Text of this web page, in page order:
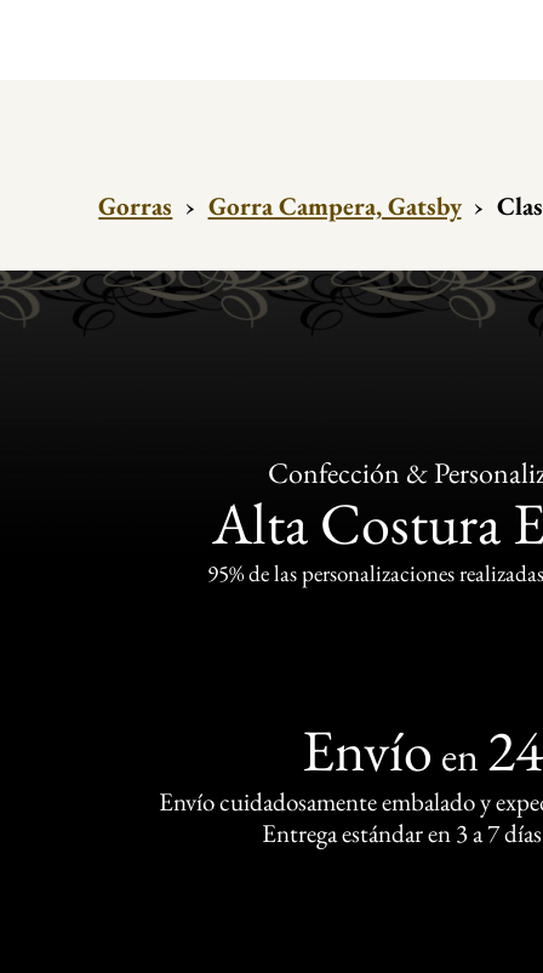
Gorras › Gorra Campera, Gatsby ›
Confección &
Alta Costura
95% de las personalizaciones
Envío en
Envío cuidadosamente embalado y
Entrega estándar en 3 a 7